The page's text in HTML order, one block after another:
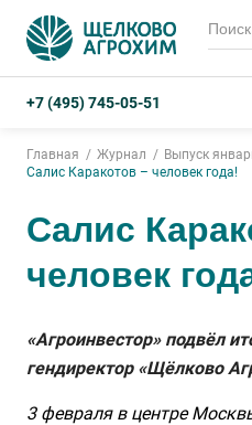
+7 (495) 745-05-51
Главная Журнал
Выпуск
Салис Каракотов – человек года!
Салис
человек
«Агроинвестор» подвёл
гендиректор «Щёлково
3 февраля в центре